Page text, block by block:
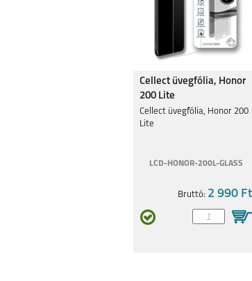
Cellect üvegfólia, Honor
200 Lite
Cellect üvegfólia, Honor 200
Lite
LCD-HONOR-200L-GLASS
Bruttó: 2 990 Ft